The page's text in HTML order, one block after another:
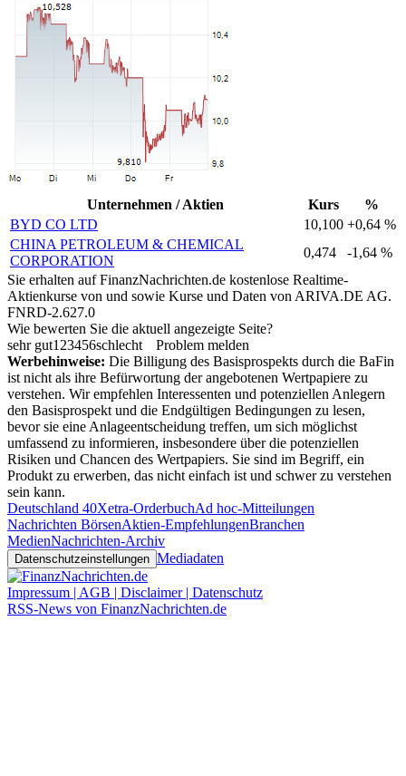
Unternehmen / Aktien Kurs
%
BYD CO LTD
10,100 +0,64 %
CHINA PETROLEUM & CHEMICAL
CORPORATION
0,474
-1,64 %
Sie erhalten auf FinanzNachrichten.de kostenlose Realtime-
Aktienkurse von und sowie Kurse und Daten von ARIVA.DE AG.
FNRD-2.627.0
Wie bewerten Sie die aktuell angezeigte Seite?
sehr gut1 23456schlecht
Problem melden
Werbehinweise: Die Billigung des Basisprospekts durch die BaFin
ist nicht als ihre Befürwortung der angebotenen Wertpapiere zu
verstehen. Wir empfehlen Interessenten und potenziellen Anlegern
den Basisprospekt und die Endgültigen Bedingungen zu lesen,
bevor sie eine Anlageentscheidung treffen, um sich möglichst
umfassend zu informieren, insbesondere über die potenziellen
Risiken und Chancen des Wertpapiers. Sie sind im Begriff, ein
Produkt zu erwerben, das nicht einfach ist und schwer zu verstehen
sein kann.
Deutschland 40Xetra-OrderbuchAd hoc-Mitteilungen
Nachrichten BörsenAktien-EmpfehlungenBranchen
MedienNachrichten-Archiv
Datenschutzeinstellungen Mediadaten
Impressum | AGB | Disclaimer | Datenschutz
RSS-News von FinanzNachrichten.de